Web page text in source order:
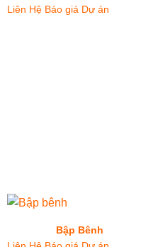
Liên Hệ Báo giá Dự án
Bập Bênh